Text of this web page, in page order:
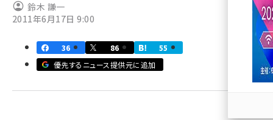
meo (1275)
鈴木 謙一
2011年6月17日 9:00
36 86
55
優先するニュース提供元に追加